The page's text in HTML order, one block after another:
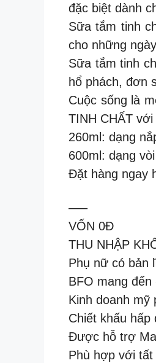
đặc biệt dành
Sữa tắm tinh
cho những
Sữa tắm tinh
hổ phách, đơn
Cuộc sống là
TINH CHẤT
260ml: dạng
600ml: dạng
Đặt hàng ngay
—–
VỐN 0Đ
THU NHẬP
Phụ nữ có bản
BFO mang
Kinh doanh mỹ
Chiết khấu hấp
Được hỗ trợ
Phù hợp với